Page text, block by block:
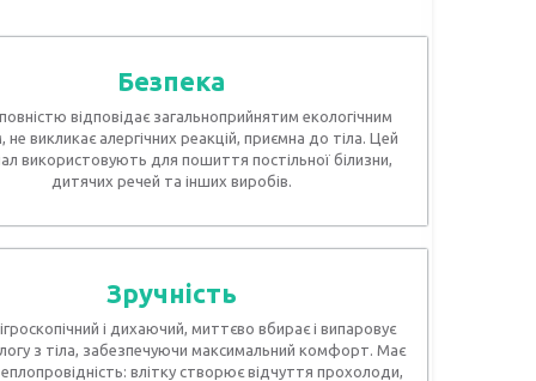
Безпека
відповідає загальноприйнятим екологічним
викликає алергічних реакцій, приємна до тіла. Цей
використовують для пошиття постільної білизни,
дитячих речей та інших виробів.
Зручність
і дихаючий, миттєво вбирає і випаровує
з тіла, забезпечуючи максимальний комфорт. Має
влітку створює відчуття прохолоди,